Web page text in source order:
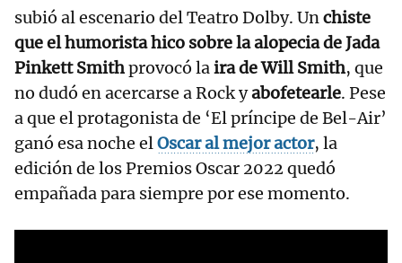
subió al escenario del Teatro Dolby. Unchiste
que el humorista hico sobre la alopecia de Jada
Pinkett Smithprovocó laira de Will Smith, que
no dudó en acercarse a Rock yabofetearle. Pese
a que el protagonista de ‘El príncipe de Bel-Air’
ganó esa noche elOscar al mejor actor, la
edición de los Premios Oscar 2022 quedó
empañada para siempre por ese momento.